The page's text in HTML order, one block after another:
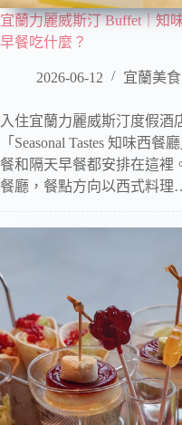
宜蘭力麗威斯汀 Buffet｜知
早餐吃什麼？
2026-06-12 宜蘭美
入住宜蘭力麗威斯汀度假酒
「Seasonal Tastes 知味西
餐和隔天早餐都安排在這裡
餐廳，餐點方向以西式料理